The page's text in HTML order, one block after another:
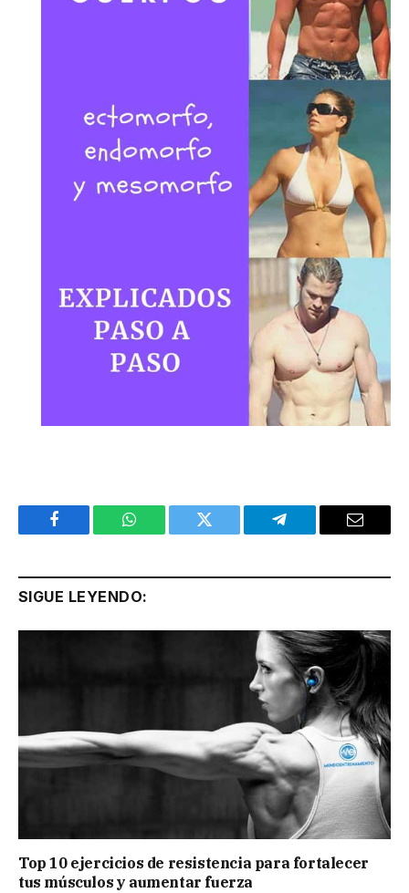
Facebook WhatsApp Twitter Telegram Email
SIGUE LEYENDO:
Top 10 ejercicios de resistencia para fortalecer
tus músculos y aumentar fuerza